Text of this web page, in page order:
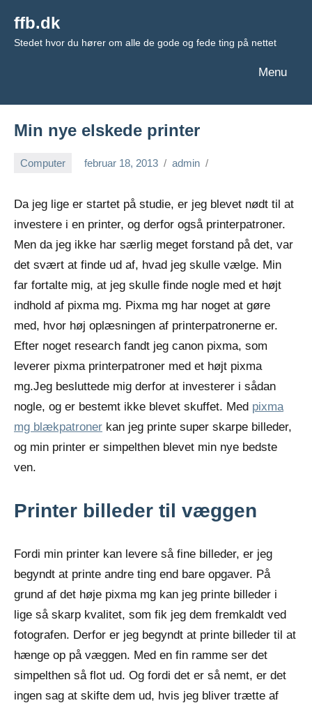
indhold
ffb.dk
Stedet hvor du hører om alle de gode og fede ting på nettet
Menu
Min nye elskede printer
Computer februar 18, 2013 admin
Da jeg lige er startet på studie, er jeg blevet nødt til at
investere i en printer, og derfor også printerpatroner.
Men da jeg ikke har særlig meget forstand på det, var
det svært at finde ud af, hvad jeg skulle vælge. Min
far fortalte mig, at jeg skulle finde nogle med et højt
indhold af pixma mg. Pixma mg har noget at gøre
med, hvor høj oplæsningen af printerpatronerne er.
Efter noget research fandt jeg canon pixma, som
leverer pixma printerpatroner med et højt pixma
mg.Jeg besluttede mig derfor at investerer i sådan
nogle, og er bestemt ikke blevet skuffet. Med pixma
mg blækpatroner kan jeg printe super skarpe billeder,
og min printer er simpelthen blevet min nye bedste
ven.
Printer billeder til væggen
Fordi min printer kan levere så fine billeder, er jeg
begyndt at printe andre ting end bare opgaver. På
grund af det høje pixma mg kan jeg printe billeder i
lige så skarp kvalitet, som fik jeg dem fremkaldt ved
fotografen. Derfor er jeg begyndt at printe billeder til at
hænge op på væggen. Med en fin ramme ser det
simpelthen så flot ud. Og fordi det er så nemt, er det
ingen sag at skifte dem ud, hvis jeg bliver trætte af